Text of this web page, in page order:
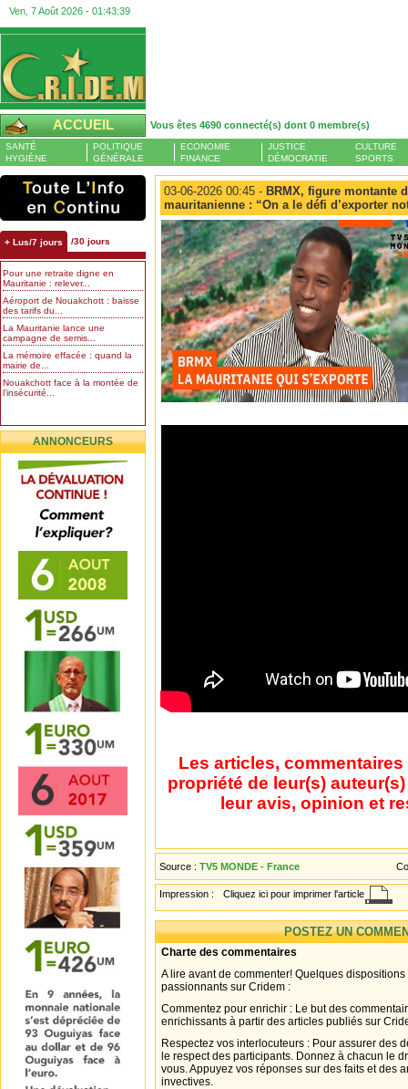
Ven, 7 Août 2026 - 01:43:39
ACCUEIL Vous êtes 4690 connecté(s) dont 0 membre(s)
SANTÉ
HYGIÈNE
POLITIQUE
GÉNÉRALE
ECONOMIE
FINANCE
JUSTICE
DÉMOCRATIE
CULTURE
SPORTS
+ Lus/7 jours /30 jours
Pour une retraite digne en
Mauritanie : relever...
Aéroport de Nouakchott : baisse
des tarifs du...
La Mauritanie lance une
campagne de semis...
La mémoire effacée : quand la
mairie de...
Nouakchott face à la montée de
l’insécurité...
ANNONCEURS
03-06-2026 00:45 - BRMX, figure montante
mauritanienne : “On a le défi d’exporter
Les articles,
propriété de leur(s)
leur avis, opinion et
Source : TV5 MONDE - France
Impression : Cliquez ici pour imprimer l'article
POSTEZ UN
Charte des commentaires
A lire avant de commenter! Quelques
passionnants sur Cridem :
Commentez pour enrichir : Le but des
enrichissants à partir des articles publiés sur
Respectez vos interlocuteurs : Pour assurer des
le respect des participants. Donnez à chacun le
vous. Appuyez vos réponses sur des faits et des
invectives.